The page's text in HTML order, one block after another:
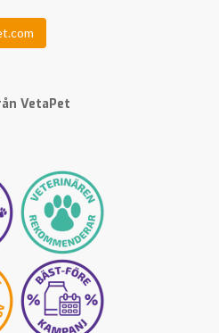
VetaPet